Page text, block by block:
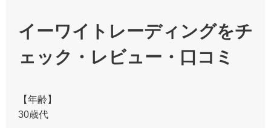
イーワイトレーディングをチ
ェック・レビュー・口コミ
【年齢】
30歳代